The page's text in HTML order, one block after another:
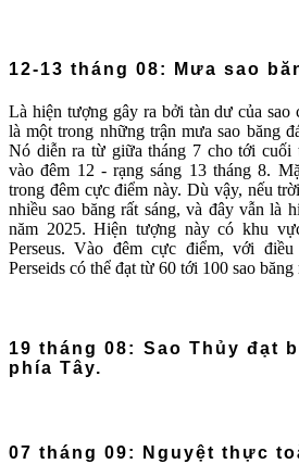
12-13 tháng 08: Mưa sao
Là hiện tượng gây ra bởi tàn dư của sao
là một trong những trận mưa sao băng
Nó diễn ra từ giữa tháng 7 cho tới cuối
vào đêm 12 - rạng sáng 13 tháng 8.
trong đêm cực điểm này. Dù vậy, nếu
nhiều sao băng rất sáng, và đây vẫn là
năm 2025. Hiện tượng này có khu
Perseus. Vào đêm cực điểm, với
Perseids có thể đạt từ 60 tới 100 sao
19 tháng 08: Sao Thủy đạt
phía Tây.
07 tháng 09: Nguyệt thực